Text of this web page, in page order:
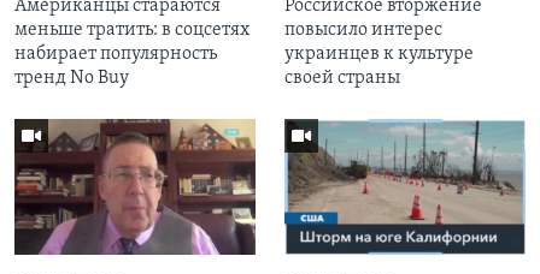
Американцы стараются
меньше тратить: в соцсетях
набирает популярность
тренд No Buy
Российское вторжение
повысило интерес
украинцев к культуре
своей страны